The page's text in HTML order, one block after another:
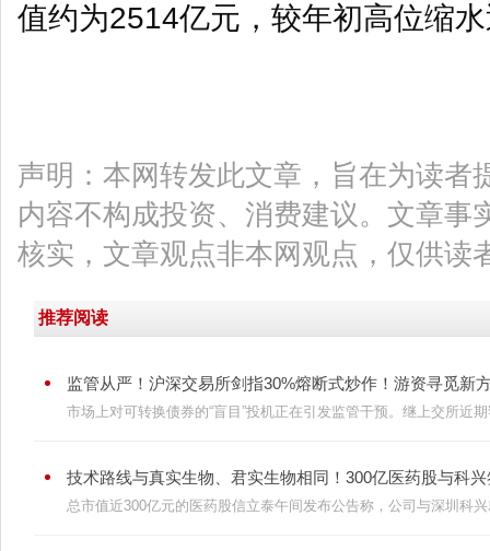
值约为2514亿元，较年初高位缩
声明：本网转发此文章，旨在为读者
内容不构成投资、消费建议。文章事
核实，文章观点非本网观点，仅供读
推荐阅读
监管从严！沪深交易所剑指30%熔断式炒作！游资寻觅新
市场上对可转换债券的“盲目”投机正在引发监管干预。继上交所近
技术路线与真实生物、君实生物相同！300亿医药股与科
总市值近300亿元的医药股信立泰午间发布公告称，公司与深圳科